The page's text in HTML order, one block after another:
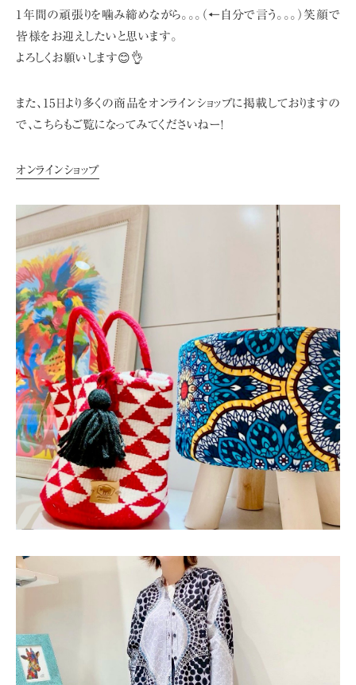
1年間の頑張りを噛み締めながら。。。（←自分で言う。。。） 笑顔で
皆様をお迎えしたいと思います。
よろしくお願いします😊👌
また、15日より多くの商品をオンラインショップに掲載しておりますの
で、 こちらもご覧になってみてくださいねー!
オンラインショップ